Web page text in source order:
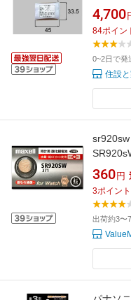
用
4,700
84ポイン
0~2日で発
住設
360 円
3ポイント
出荷約3〜